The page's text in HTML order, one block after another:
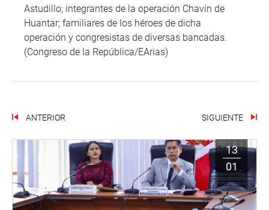
Astudillo; integrantes de la operación Chavín de
Huantar; familiares de los héroes de dicha
operación y congresistas de diversas bancadas.
(Congreso de la República/EArias)
ANTERIOR SIGUIENTE
13
01